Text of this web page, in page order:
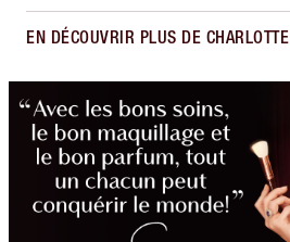
EN DÉCOUVRIR PLUS DE CHARLOTTE